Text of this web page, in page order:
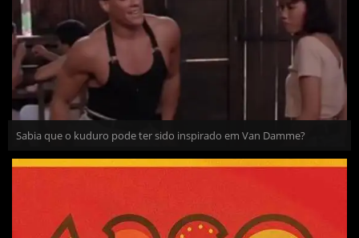
Sabia que o kuduro pode ter sido inspirado em Van Damme?